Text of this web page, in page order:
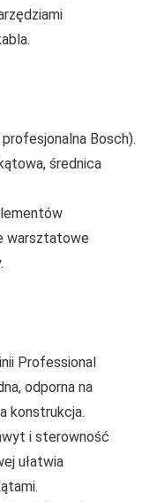
Bosch).
średnica
warsztatowe
Professional
odporna na
konstrukcja.
i sterowność
ułatwia